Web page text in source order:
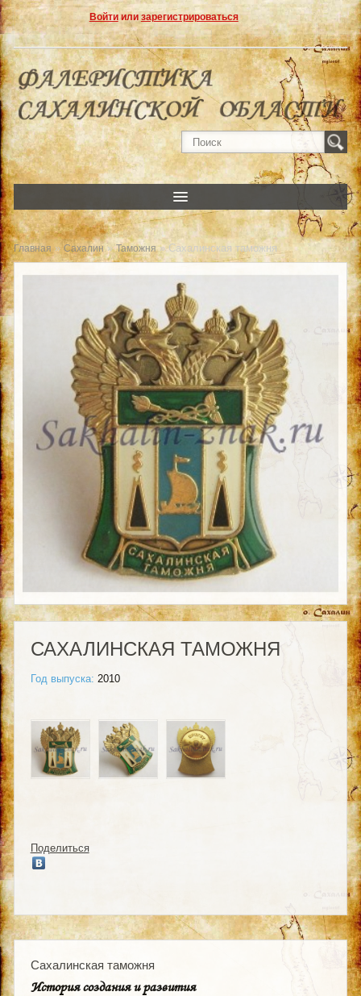
Войтиили зарегистрироваться
Главная » Сахалин»Таможня» Сахалинская таможня
САХАЛИНСКАЯ ТАМОЖНЯ
Год выпуска: 2010
Поделиться
Сахалинская таможня
История создания и развития